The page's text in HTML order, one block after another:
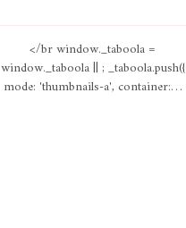
</br window._taboola =
window._taboola || ; _taboola.push({
mode: 'thumbnails-a', container:…